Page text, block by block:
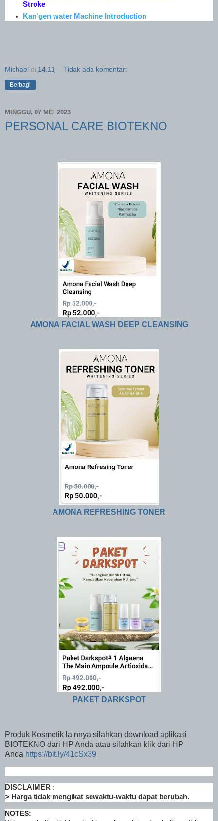
Stroke
Kan'gen water Machine Introduction
Michael di 14.11 Tidak ada komentar:
Berbagi
MINGGU, 07 MEI 2023
PERSONAL CARE BIOTEKNO
AMONA FACIAL WASH DEEP CLEANSING
AMONA REFRESHING TONER
PAKET DARKSPOT
Produk Kosmetik lainnya silahkan download aplikasi
BIOTEKNO dari HP Anda atau silahkan klik dari HP
Anda https://bit.ly/41cSx39
DISCLAIMER :
> Harga tidak mengikat sewaktu-waktu dapat berubah.
NOTES: